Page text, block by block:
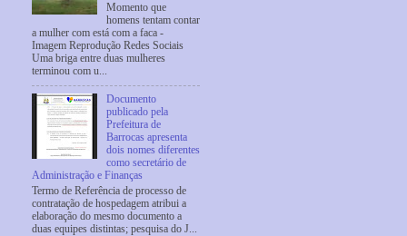
Momento que
homens tentam contar
a mulher com está com a faca -
Imagem Reprodução Redes Sociais
Uma briga entre duas mulheres
terminou com u...
Documento
publicado pela
Prefeitura de
Barrocas apresenta
dois nomes diferentes
como secretário de
Administração e Finanças
Termo de Referência de processo de
contratação de hospedagem atribui a
elaboração do mesmo documento a
duas equipes distintas; pesquisa do J...